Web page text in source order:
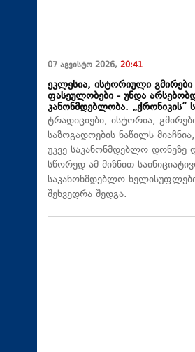
07 აგვისტო 2026, 20:41
ეკლესია, ისტორიული
ფასეულობები - უნდა
კანონმდებლობა. „ქრონიკის“
ტრადიციები, ისტორია,
საზოგადოების ნაწილს
უკვე საკანონმდებლო დონეზე
სწორედ ამ მიზნით
საკანონმდებლო
შეხვედრა შედგა.